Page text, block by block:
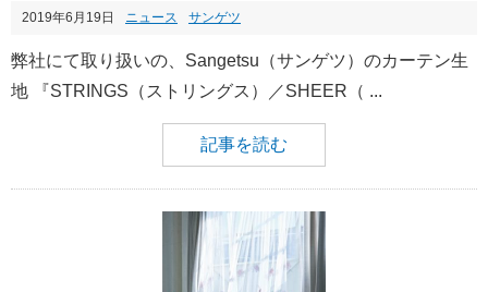
2019年6月19日 ニュース サンゲツ
弊社にて取り扱いの、Sangetsu（サンゲツ）のカーテン生
地 『STRINGS（ストリングス）／SHEER（ ...
記事を読む